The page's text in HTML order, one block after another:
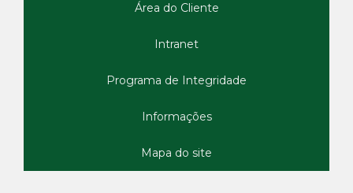
Área do Cliente
Intranet
Programa de Integridade
Informações
Mapa do site